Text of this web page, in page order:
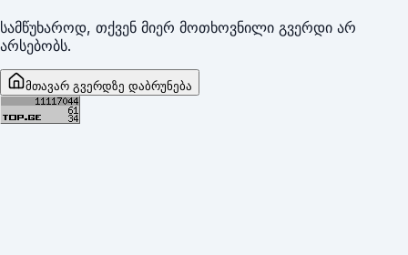
სამწუხაროდ, თქვენ მიერ მოთხოვნილი გვერდი არ
არსებობს.
მთავარ გვერდზე დაბრუნება